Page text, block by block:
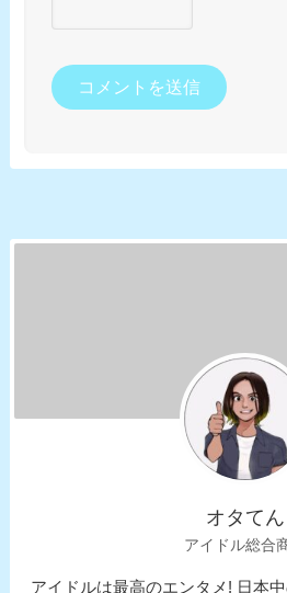
オタてん
アイドル総合
アイドルは最高のエンタメ! 日本